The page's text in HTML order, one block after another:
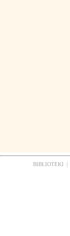
BIBLIOTEKI